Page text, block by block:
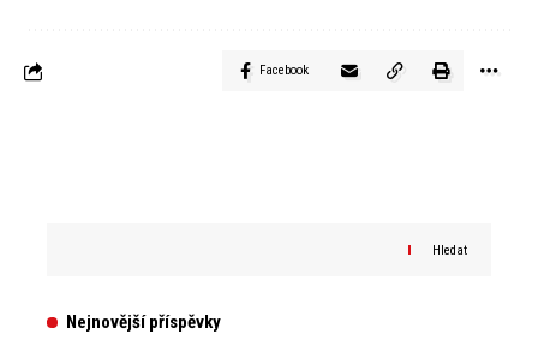
Facebook
Hledat
Nejnovější příspěvky